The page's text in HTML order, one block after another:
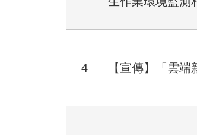
4 【宣傳】「雲